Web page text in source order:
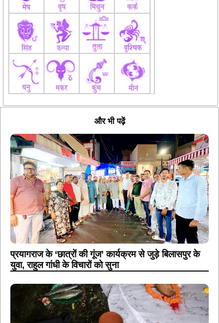
और भी पढ़ें
प्रयागराज के ‘छात्रों की गूंज’ कार्यक्रम से जुड़े बिलासपुर के
युवा, राहुल गांधी के विचारों को सुना